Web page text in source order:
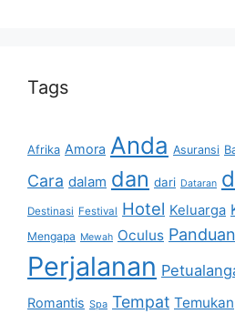
Tags
Afrika Amora Anda Asuransi
Cara dalam dan dari Dataran
Destinasi Festival Hotel Keluarga
Mengapa Mewah Oculus Panduan
Perjalanan
Romantis Spa Tempat Temukan